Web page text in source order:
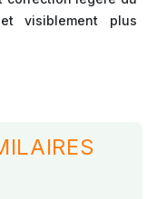
visiblement plus